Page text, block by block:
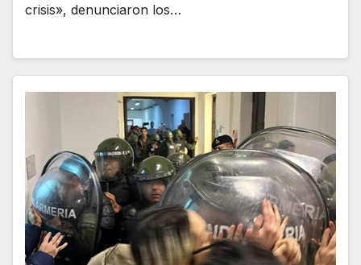
crisis», denunciaron los…